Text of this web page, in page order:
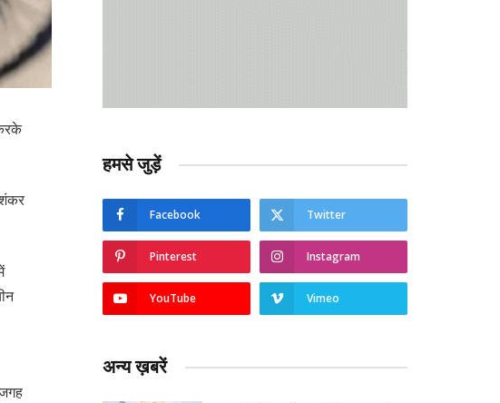
हमसे जुड़ें
Facebook Twitter
Pinterest Instagram
YouTube Vimeo
अन्य ख़बरें